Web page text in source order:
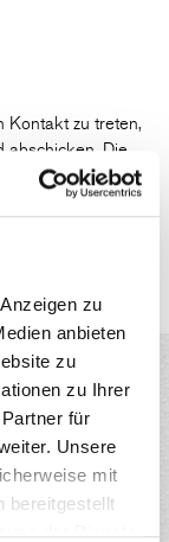
zu
anbieten
zu
zu Ihrer
für
Unsere
mit
bereitgestellt
Kontakt zu treten,
abschicken. Die
Weitere Infos,
Bilder von den